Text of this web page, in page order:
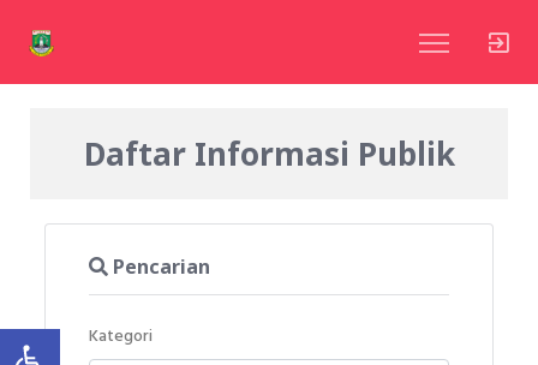
Daftar Informasi Publik
Pencarian
Kategori